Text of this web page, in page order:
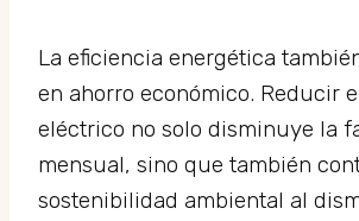
La eficiencia energética
en ahorro económico. Reducir
eléctrico no solo disminuye la
mensual, sino que también
sostenibilidad ambiental al